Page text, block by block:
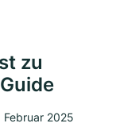
zu
Februar 2025